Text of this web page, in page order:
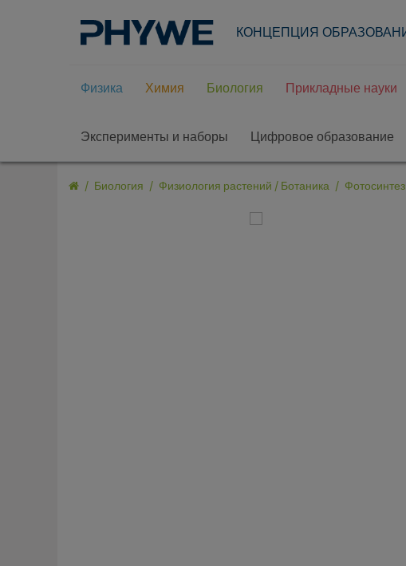
КОНЦЕПЦИЯ
Физика Химия Биология Прикладные науки
Эксперименты и наборы Цифровое образование
Биология Физиология растений / Ботаника Фотосинтез